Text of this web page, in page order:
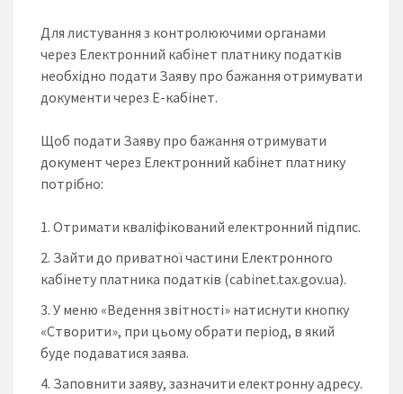
Для листування з контролюючими органами
через Електронний кабінет платнику податків
необхідно подати Заяву про бажання отримувати
документи через Е-кабінет.
Щоб подати Заяву про бажання отримувати
документ через Електронний кабінет платнику
потрібно:
Отримати кваліфікований електронний підпис.
Зайти до приватної частини Електронного
кабінету платника податків (cabinet.tax.gov.ua).
У меню «Ведення звітності» натиснути кнопку
«Створити», при цьому обрати період, в який
буде подаватися заява.
Заповнити заяву, зазначити електронну адресу.